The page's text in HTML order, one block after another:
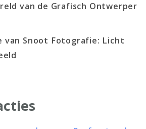
van de Grafisch Ontwerper
van Snoot Fotografie: Licht